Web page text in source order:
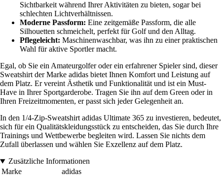
Sichtbarkeit während Ihrer Aktivitäten zu bieten, sogar bei
schlechten Lichtverhältnissen.
Moderne Passform: Eine zeitgemäße Passform, die alle
Silhouetten schmeichelt, perfekt für Golf und den Alltag.
Pflegeleicht: Maschinenwaschbar, was ihn zu einer praktischen
Wahl für aktive Sportler macht.
Egal, ob Sie ein Amateurgolfer oder ein erfahrener Spieler sind, dieser
Sweatshirt der Marke adidas bietet Ihnen Komfort und Leistung auf
dem Platz. Er vereint Ästhetik und Funktionalität und ist ein Must-
Have in Ihrer Sportgarderobe. Tragen Sie ihn auf dem Green oder in
Ihren Freizeitmomenten, er passt sich jeder Gelegenheit an.
In den 1/4-Zip-Sweatshirt adidas Ultimate 365 zu investieren, bedeutet,
sich für ein Qualitätskleidungsstück zu entscheiden, das Sie durch Ihre
Trainings und Wettbewerbe begleiten wird. Lassen Sie nichts dem
Zufall überlassen und wählen Sie Exzellenz auf dem Platz.
Zusätzliche Informationen
Marke
adidas